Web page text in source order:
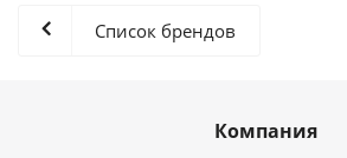
Список брендов
Компания